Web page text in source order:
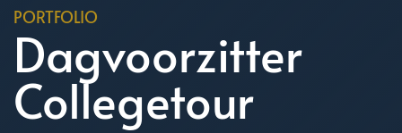
PORTFOLIO
Dagvoorzitter
Collegetour